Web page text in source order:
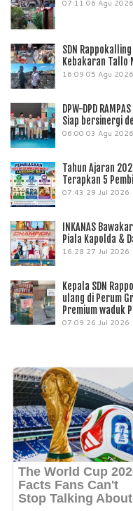
07:11 06 Agu 2026
SDN
Kebakaran Tallo
16:09 05 Agu 2026
DPW-DPD
Siap bersinergi
06:00 03 Agu 2026
Tahun Ajaran
Terapkan 5
07:43 29 Jul 2026
INKANAS
Piala Kapolda &
16:28 27 Jul 2026
Kepala SDN
ulang di Perum
Premium waduk
07:09 26 Jul 2026